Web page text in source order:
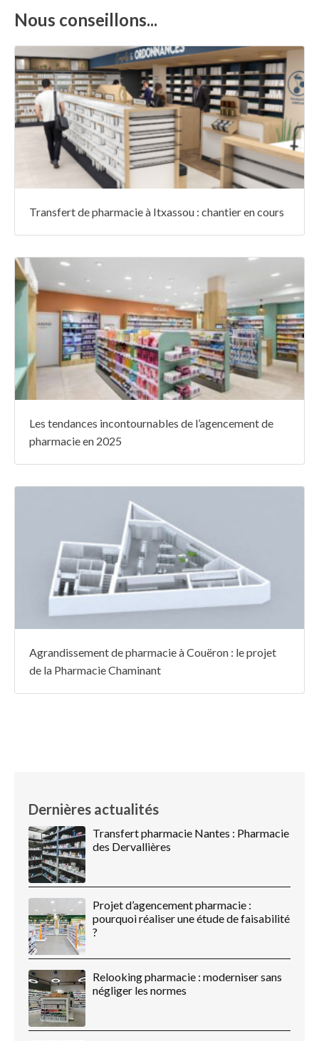
Nous conseillons...
Transfert de pharmacie à Itxassou : chantier en cours
Les tendances incontournables de l’agencement de
pharmacie en 2025
Agrandissement de pharmacie à Couëron : le projet
de la Pharmacie Chaminant
Dernières actualités
Transfert pharmacie Nantes : Pharmacie
des Dervallières
Projet d’agencement pharmacie :
pourquoi réaliser une étude de faisabilité
?
Relooking pharmacie : moderniser sans
négliger les normes